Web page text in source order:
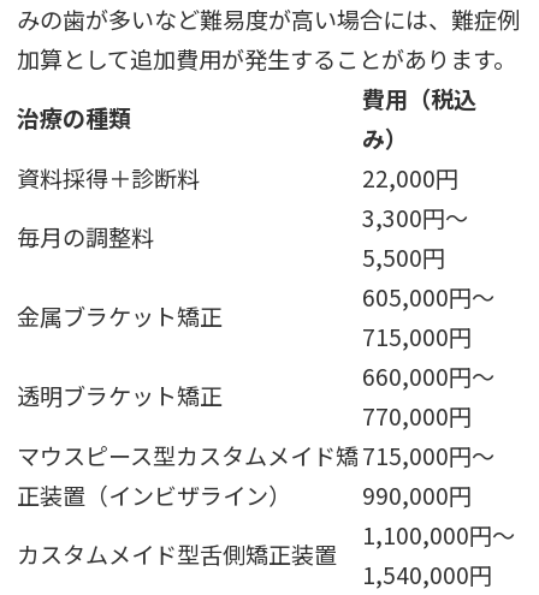
みの歯が多いなど難易度が高い場合には、難症例
加算として追加費用が発生することがあります。
治療の種類
費用（税込
み）
資料採得＋診断料
22,000円
毎月の調整料
3,300円〜
5,500円
金属ブラケット矯正
605,000円〜
715,000円
透明ブラケット矯正
660,000円〜
770,000円
マウスピース型カスタムメイド矯
正装置（インビザライン）
715,000円〜
990,000円
カスタムメイド型舌側矯正装置
1,100,000円〜
1,540,000円